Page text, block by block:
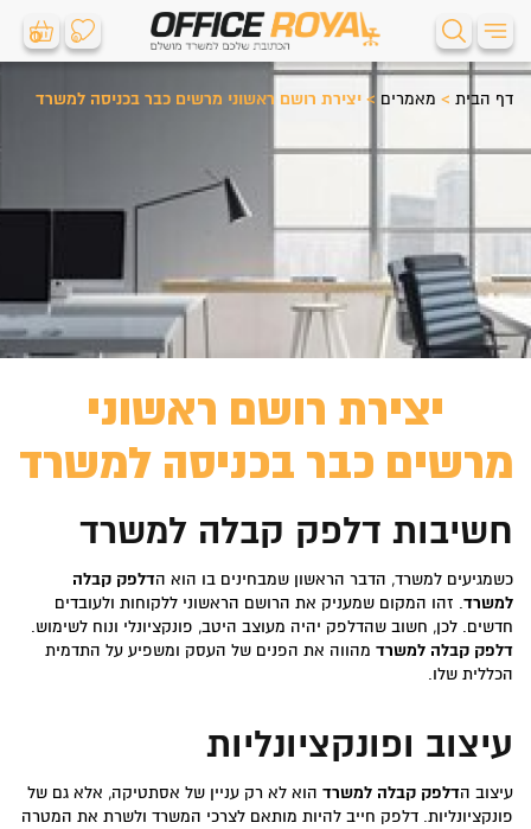
0 0
דף הבית > מאמרים > יצירת רושם ראשוני מרשים כבר בכניסה למשרד
יצירת רושם ראשוני
מרשים כבר בכניסה למשרד
חשיבות דלפק קבלה למשרד
כשמגיעים למשרד, הדבר הראשון שמבחינים בו הוא הדלפק קבלה
למשרד. זהו המקום שמעניק את הרושם הראשוני ללקוחות ולעובדים
חדשים. לכן, חשוב שהדלפק יהיה מעוצב היטב, פונקציונלי ונוח לשימוש.
דלפק קבלה למשרד מהווה את הפנים של העסק ומשפיע על התדמית
הכללית שלו.
עיצוב ופונקציונליות
עיצוב הדלפק קבלה למשרד הוא לא רק עניין של אסתטיקה, אלא גם של
פונקציונליות. דלפק חייב להיות מותאם לצרכי המשרד ולשרת את המטרה